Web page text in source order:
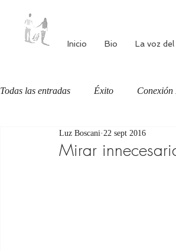
Inicio Bio La voz
Todas las entradas Éxito
Autoestima Alimentación consciente
Mirar
Luz Boscani 22 sept 2016